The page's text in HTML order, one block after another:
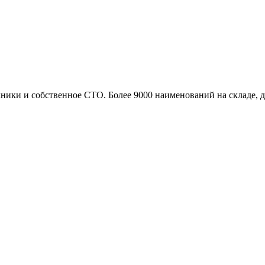
и собственное СТО. Более 9000 наименований на складе,